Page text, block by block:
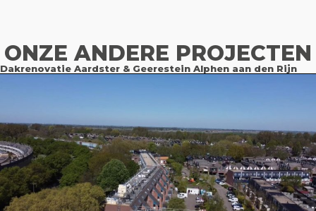
ONZE ANDERE PROJECTEN
Dakrenovatie Aardster & Geerestein Alphen aan den Rijn